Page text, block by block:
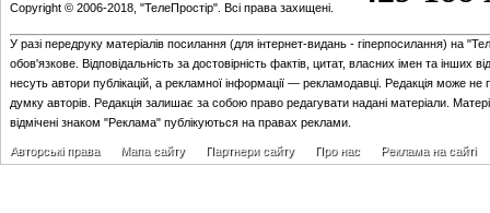
Copyright © 2006-2018, "ТелеПростір". Всі права захищені.
У разі передруку матеріалів посилання (для iнтернет-видань - гiперпосилання) на
обов'язкове. Відповідальність за достовірність фактів, цитат, власних імен та інших
несуть автори публікацій, а рекламної інформації — рекламодавці. Редакція може не
думку авторів. Редакція залишає за собою право редагувати надані матеріали.
відмічені знаком "Реклама" публікуються на правах реклами.
Авторські права Мапа сайту Партнери сайту Про нас Реклама на сайті